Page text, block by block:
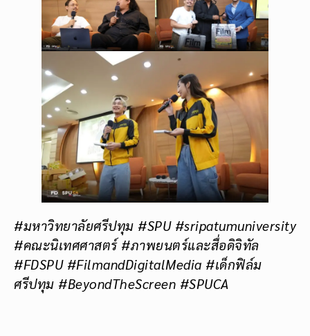
#มหาวิทยาลัยศรีปทุม #SPU #sripatumuniversity
#คณะนิเทศศาสตร์ #ภาพยนตร์และสื่อดิจิทัล
#FDSPU #FilmandDigitalMedia #เด็กฟิล์ม
ศรีปทุม #BeyondTheScreen #SPUCA